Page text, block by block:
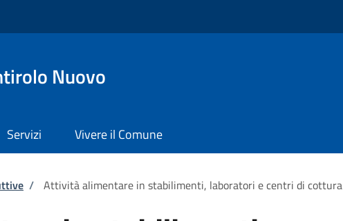
Nuovo
Servizi Vivere il Comune
/ Attività alimentare in stabilimenti, laboratori e centri di cottura